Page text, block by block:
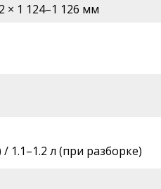
× 1 124–1 126 мм
/ 1.1–1.2 л (при разборке)